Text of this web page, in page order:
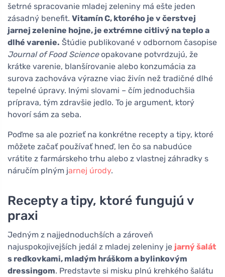
šetrné spracovanie mladej zeleniny má ešte jeden
zásadný benefit. Vitamín C, ktorého je v čerstvej
jarnej zelenine hojne, je extrémne citlivý na teplo a
dlhé varenie. Štúdie publikované v odbornom časopise
Journal of Food Scienceopakovane potvrdzujú, že
krátke varenie, blanšírovanie alebo konzumácia za
surova zachováva výrazne viac živín než tradičné dlhé
tepelné úpravy. Inými slovami – čím jednoduchšia
príprava, tým zdravšie jedlo. To je argument, ktorý
hovorí sám za seba.
Poďme sa ale pozrieť na konkrétne recepty a tipy, ktoré
môžete začať používať hneď, len čo sa nabudúce
vrátite z farmárskeho trhu alebo z vlastnej záhradky s
náručím plným jarnej úrody.
Recepty a tipy, ktoré fungujú v
praxi
Jedným z najjednoduchších a zároveň
najuspokojivejších jedál z mladej zeleniny je jarný šalát
s reďkovkami, mladým hráškom a bylinkovým
dressingom. Predstavte si misku plnú krehkého šalátu